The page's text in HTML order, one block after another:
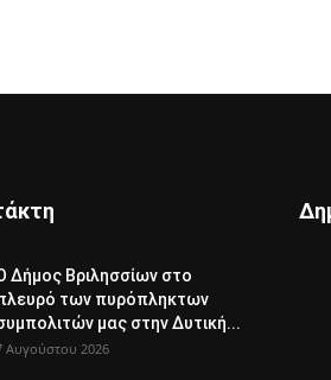
Δήμος Βριλησσίων στο
των πυρόπληκτων
μας στην Δυτική...
Αυγούστου 2026